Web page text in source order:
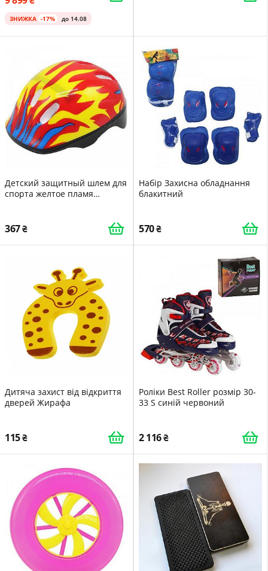
ЗНИЖКА -17% до 14.08
Детский защитный шлем для
спорта желтое пламя
367
Набір Захисна обладнання
блакитний
570
Дитяча захист від відкриття
дверей Жирафа
115
Роліки Best Roller розмір 30-
33 S синій червоний
2 116